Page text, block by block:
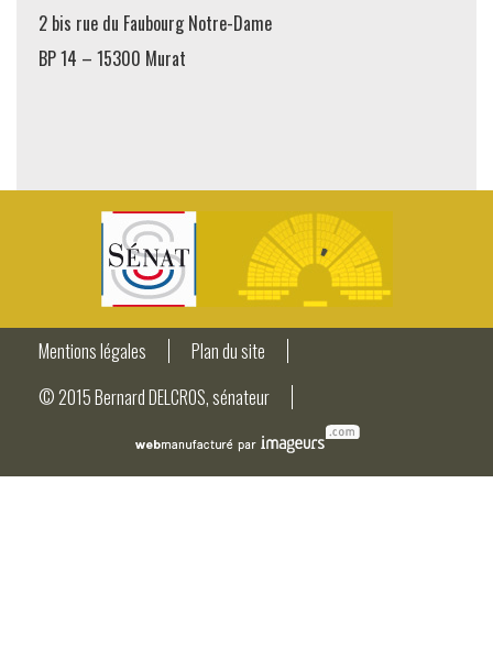
2 bis rue du Faubourg Notre-Dame
BP 14 – 15300 Murat
Mentions légales
Plan du site
© 2015 Bernard DELCROS, sénateur